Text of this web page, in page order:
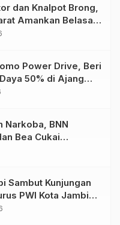
dan Knalpot Brong,
Amankan Belasan
Power Drive, Beri
50% di Ajang
Narkoba, BNN
Bea Cukai
Pelaku beserta
Sambut Kunjungan
PWI Kota Jambi
Kolaborasi